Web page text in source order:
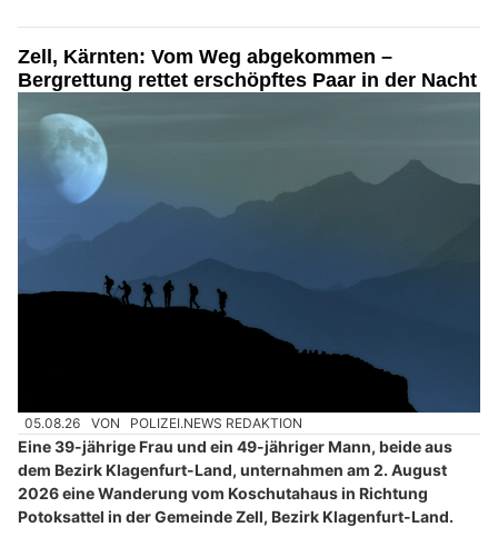
Zell, Kärnten: Vom Weg abgekommen –
Bergrettung rettet erschöpftes Paar in der Nacht
05.08.26 VON POLIZEI.NEWS REDAKTION
Eine 39-jährige Frau und ein 49-jähriger Mann, beide aus
dem Bezirk Klagenfurt-Land, unternahmen am 2. August
2026 eine Wanderung vom Koschutahaus in Richtung
Potoksattel in der Gemeinde Zell, Bezirk Klagenfurt-Land.